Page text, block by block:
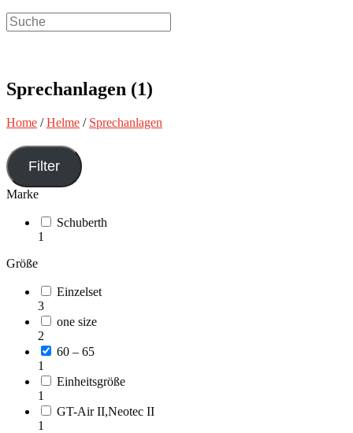
Search
this
Sprechanlagen (1)
Home / Helme / Sprechanlagen
Filter
Marke
Schuberth
1
Größe
Einzelset
3
one size
2
60 – 65
1
Einheitsgröße
1
GT-Air II,Neotec II
1